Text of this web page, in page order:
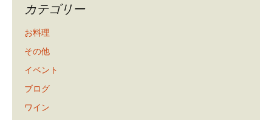
カテゴリー
お料理
その他
イベント
ブログ
ワイン